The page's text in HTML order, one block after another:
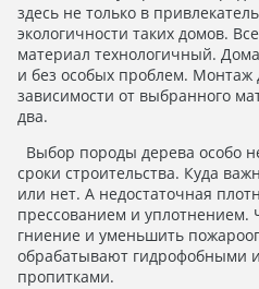
здесь не только в
экологичности таких домов.
материал технологичный.
и без особых проблем. Монтаж
зависимости от выбранного
два.
Выбор породы дерева особо
сроки строительства. Куда
или нет. А недостаточная
прессованием и уплотнением.
гниение и уменьшить
обрабатывают гидрофобными
пропитками.